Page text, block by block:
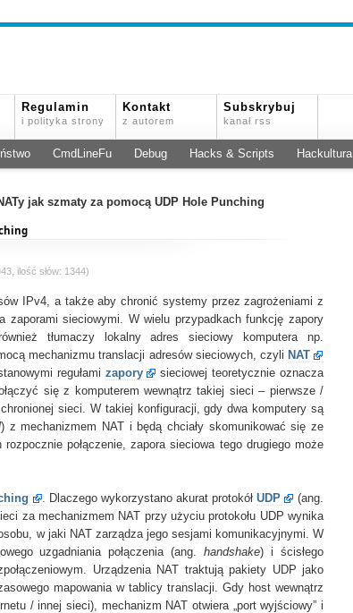
Regulamin
i polityka strony
Kontakt
z autorem
Subskrybuj
kanał rss
CmdLineFu Debug Hacks & Scripts Hackultura
jak szmaty za pomocą UDP Hole Punching
ilość słów: 1344)
IPv4, a także aby chronić systemy przez zagrożeniami z
zaporami sieciowymi. W wielu przypadkach funkcję zapory
tłumaczy lokalny adres sieciowy komputera np.
mechanizmu translacji adresów sieciowych, czyli NAT
regułami zapory
sieciowej teoretycznie oznacza
się z komputerem wewnątrz takiej sieci – pierwsze /
sieci. W takiej konfiguracji, gdy dwa komputery są
) z mechanizmem NAT i będą chciały skomunikować się ze
połączenie, zapora sieciowa tego drugiego może
. Dlaczego wykorzystano akurat protokół UDP
(ang.
za mechanizmem NAT przy użyciu protokołu UDP wynika
w jaki NAT zarządza jego sesjami komunikacyjnymi. W
uzgadniania połączenia (ang.handshake) i ścisłego
Urządzenia NAT traktują pakiety UDP jako
mapowania w tablicy translacji. Gdy host wewnątrz
/ innej sieci), mechanizm NAT otwiera „port wyjściowy” i